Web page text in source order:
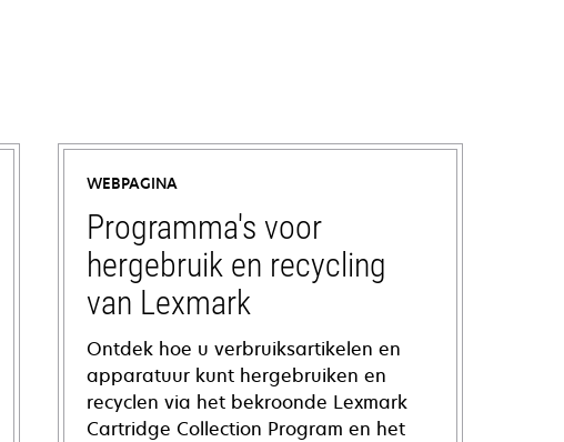
WEBPAGINA
Programma's voor
hergebruik en recycling
van Lexmark
Ontdek hoe u verbruiksartikelen en
apparatuur kunt hergebruiken en
recyclen via het bekroonde Lexmark
Cartridge Collection Program en het